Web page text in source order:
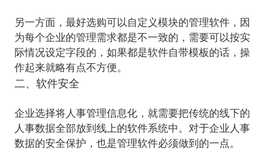
另一方面，最好选购可以自定义模块的管理软件，因
为每个企业的管理需求都是不一致的，需要可以按实
际情况设定字段的，如果都是软件自带模板的话，操
二、软件安全
企业选择将人事管理信息化，就需要把传统的线下的
人事数据全部放到线上的软件系统中。对于企业人事
数据的安全保护，也是管理软件必须做到的一点。